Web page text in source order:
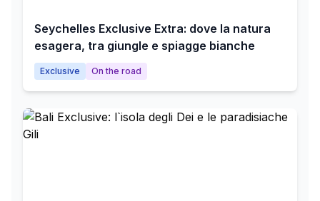
Seychelles Exclusive Extra: dove la natura
esagera, tra giungle e spiagge bianche
Exclusive On the road